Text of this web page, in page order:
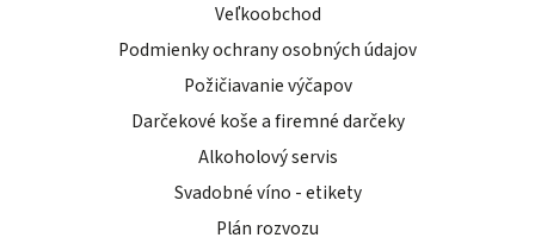
Veľkoobchod
Podmienky ochrany osobných údajov
Požičiavanie výčapov
Darčekové koše a firemné darčeky
Alkoholový servis
Svadobné víno - etikety
Plán rozvozu